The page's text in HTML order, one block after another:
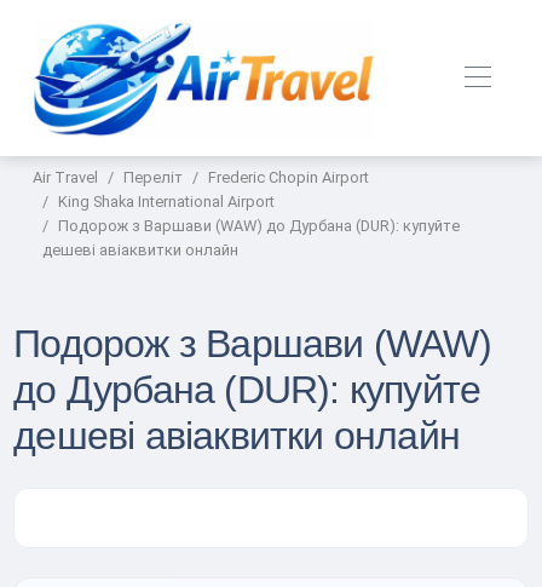
Air Travel Переліт
Frederic Chopin Airport
King Shaka International Airport
Подорож з Варшави (WAW) до Дурбана (DUR): купуйте
дешеві авіаквитки онлайн
Подорож з Варшави (WAW)
до Дурбана (DUR): купуйте
дешеві авіаквитки онлайн